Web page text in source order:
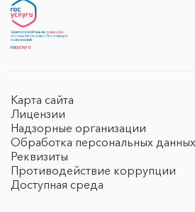
Карта сайта
Лицензии
Надзорные организации
Обработка персональных данных
Реквизиты
Противодействие коррупции
Доступная среда